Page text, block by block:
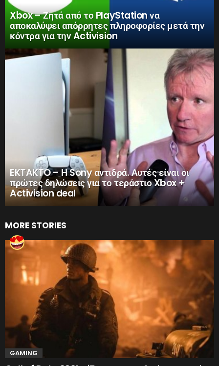
Xbox – Ζητά από το PlayStation να
αποκαλύψει απόρρητες πληροφορίες μετά την
κόντρα για την Activision
EKTAKTO – Η Sony αντιδρά. Αυτές είναι οι
πρώτες δηλώσεις για το τεράστιο Xbox +
Activision deal
MORE STORIES
GAMING